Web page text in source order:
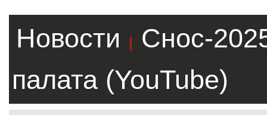
Новости |
Снос-
палата (YouTube)